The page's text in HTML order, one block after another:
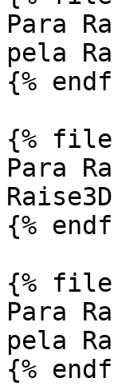
Para
pela
{%
{% file
Para
Raise3D
{%
{% file
Para
pela
{%